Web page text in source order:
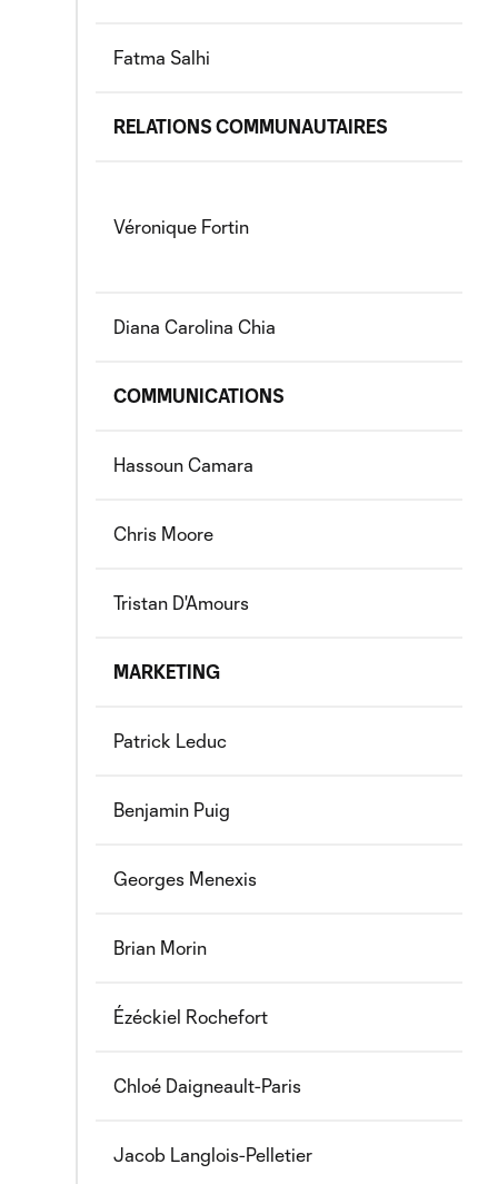
Fatma Salhi
RELATIONS COMMUNAUTAIRES
Véronique Fortin
Diana Carolina Chia
COMMUNICATIONS
Hassoun Camara
Chris Moore
Tristan D'Amours
MARKETING
Patrick Leduc
Benjamin Puig
Georges Menexis
Brian Morin
Ézéckiel Rochefort
Chloé Daigneault-Paris
Jacob Langlois-Pelletier